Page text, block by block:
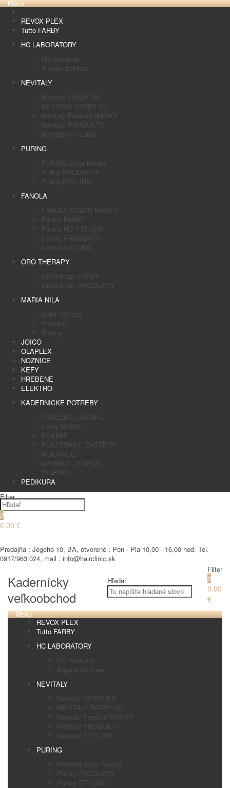
Menu
REVOX PLEX
Tutto FARBY
HC LABORATORY
HC Produkty
Argane Achinae
NEVITALY
Nevitaly FARBY BB
NEVITALY FARBY CC
Nevitaly Farebné MASKY
Nevitaly PRODUKTY
Nevitaly STYLING
PURING
PURING Color Masky
Puring PRODUKTY
Puring STYLING
FANOLA
FANOLA COLOR MASKY
Fanola FARBY
Fanola NO YELLOW
Fanola PRODUKTY
Fanola STYLING
ORO THERAPY
OroTherapy FARBY
OroTherapy PRODUKTY
MARIA NILA
Color Refresh
Produkty
Styling
JOICO
OLAPLEX
NOZNICE
KEFY
HREBENE
ELEKTRO
KADERNICKE POTREBY
FARBENIE/ ALOBAL
Farby NASHI
FOAMIE
PLASTENKY, ZASTERY
RUKAVICE
SPONKY , STIPCE ,
PINETKY
PEDIKURA
Filter
0
0.00 €
Predajňa : Jégeho 10, BA, otvorené : Pon - Pia 10,00 - 16,00 hod. Tel.
0917/963 024, mail : info@hairclinic.sk
Kadernícky
veľkoobchod
Hľadať
Filter
0
0.00
€
Menu
REVOX PLEX
Tutto FARBY
HC LABORATORY
HC Produkty
Argane Achinae
NEVITALY
Nevitaly FARBY BB
NEVITALY FARBY CC
Nevitaly Farebné MASKY
Nevitaly PRODUKTY
Nevitaly STYLING
PURING
PURING Color Masky
Puring PRODUKTY
Puring STYLING